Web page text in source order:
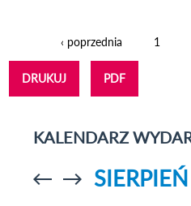
Strony
‹ poprzednia 1
DRUKUJ PDF
KALENDARZ
Przejdź doPrzejdź do
SIERPIEŃ